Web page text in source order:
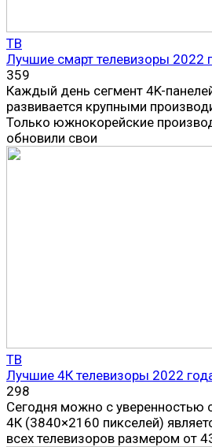
ТВ
Лучшие смарт телевизоры 2022
359
Каждый день сегмент 4K-
развивается крупными
Только южнокорейские
обновили свои
ТВ
Лучшие 4К телевизоры 2022
298
Сегодня можно с уверенностью
4К (3840×2160 пикселей)
всех телевизоров размером от